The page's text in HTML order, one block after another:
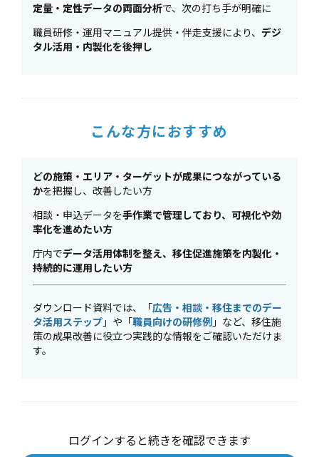
定量・定性データの両面分析で、次の打ち手が明確に
職員研修・運用マニュアル提供・伴走支援により、 デジ
タル活用・内製化を後押し
こんな方におすすめ
どの施策・エリア・ターゲットが成果につながっている
かを把握し、改善したい方
相談・申込データを手作業で管理しており、可視化や効
率化を進めたい方
庁内でデータ活用体制を整え、移住促進施策を内製化・
持続的に運用したい方
ダウンロード資料では、「広告・相談・移住までのデー
タ活用ステップ 」や「職員向けの研修例 」など、移住施
策の成果改善に役立つ実践的な情報をご確認いただけま
す。
ログインすると続きを確認できます